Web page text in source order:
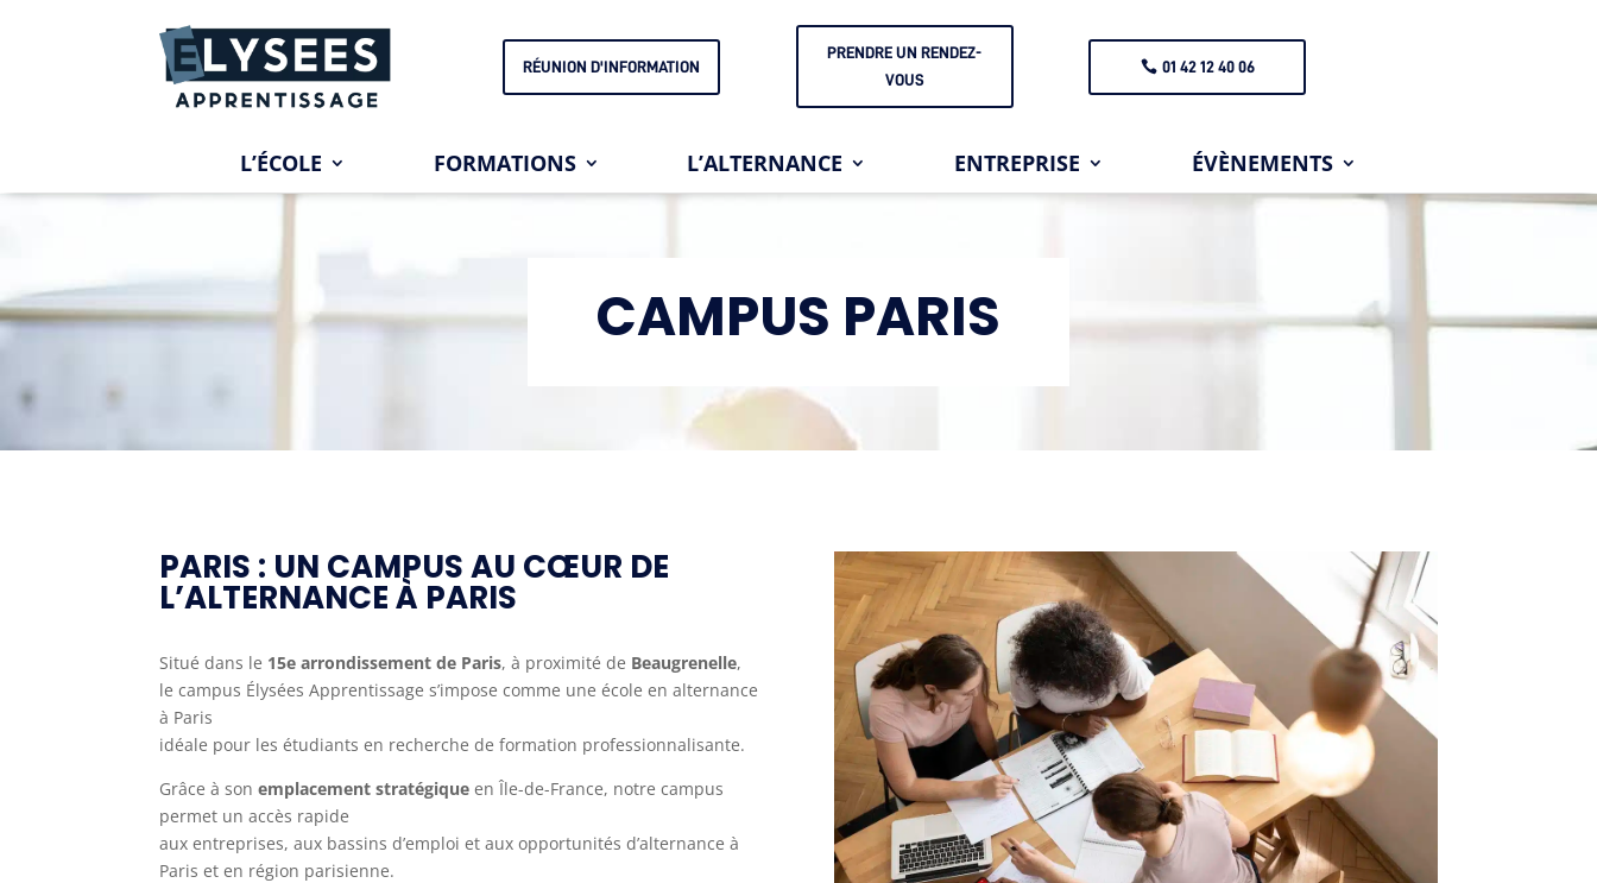
RÉUNION D'INFORMATION
PRENDRE UN RENDEZ-
VOUS
01 42 12 40 06
L’ÉCOLE FORMATIONS L’ALTERNANCE ENTREPRISE ÉVÈNEMENTS
CAMPUS PARIS
PARIS : UN CAMPUS AU CŒUR DE
L’ALTERNANCE À PARIS
Situé dans le 15e arrondissement de Paris, à proximité de Beaugrenelle,
le campus Élysées Apprentissage s’impose comme une école en alternance
à Paris
idéale pour les étudiants en recherche de formation professionnalisante.
Grâce à sonemplacement stratégique en Île-de-France, notre campus
permet un accès rapide
aux entreprises, aux bassins d’emploi et aux opportunités d’alternance à
Paris et en région parisienne.